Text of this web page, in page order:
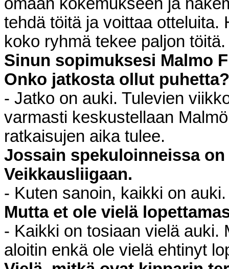
tehdä töitä ja voittaa otteluita.
koko ryhmä tekee paljon töitä.
Sinun sopimuksesi Malmo
Onko jatkosta ollut puhetta?
- Jatko on auki. Tulevien
varmasti keskustellaan
ratkaisujen aika tulee.
Jossain spekuloinneissa
Veikkausliigaan.
- Kuten sanoin, kaikki on
Mutta et ole vielä
- Kaikki on tosiaan vielä auki.
aloitin enkä ole vielä ehtinyt